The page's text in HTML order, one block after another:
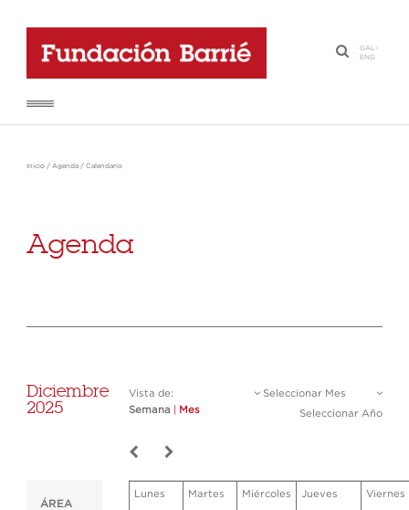
·
GAL-
ENG
Inicio / Agenda / Calendario
Agenda
Diciembre
2025
Vista de:
Semana
Mes
Seleccionar Mes
Seleccionar Año
ÁREA
Lunes Martes Miércoles Jueves Viernes